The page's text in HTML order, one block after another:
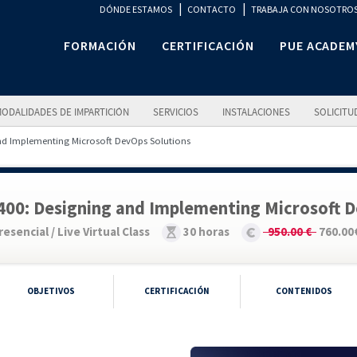
DÓNDE ESTAMOS | CONTACTO | TRABAJA CON
FORMACIÓN CERTIFICACIÓN PUE
DE IMPARTICIÓN SERVICIOS INSTALACIONES
Implementing Microsoft DevOps Solutions
Designing and Implementing Microsoft
/ Live Virtual Class 30 horas 950.00 €
OBJETIVOS CERTIFICACIÓN CONTENIDOS